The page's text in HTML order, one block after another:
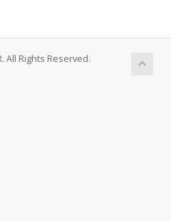
All Rights Reserved.